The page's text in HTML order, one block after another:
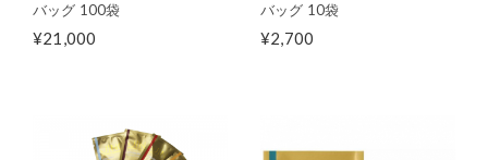
バッグ 100袋
¥21,000
バッグ 10袋
¥2,700